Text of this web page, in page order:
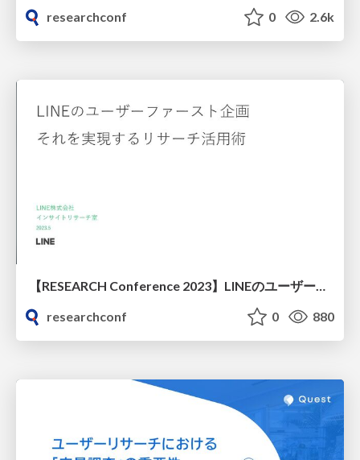
researchconf 0 2.6k
【RESEARCH Conference 2023】LINEのユーザーファースト企画。それを実現するリサーチ活用術
researchconf
0 880